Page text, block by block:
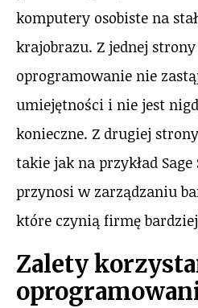
komputery osobiste na
krajobrazu. Z jednej strony
oprogramowanie nie
umiejętności i nie jest
konieczne. Z drugiej
takie jak na przykład
przynosi w zarządzaniu
które czynią firmę
Zalety